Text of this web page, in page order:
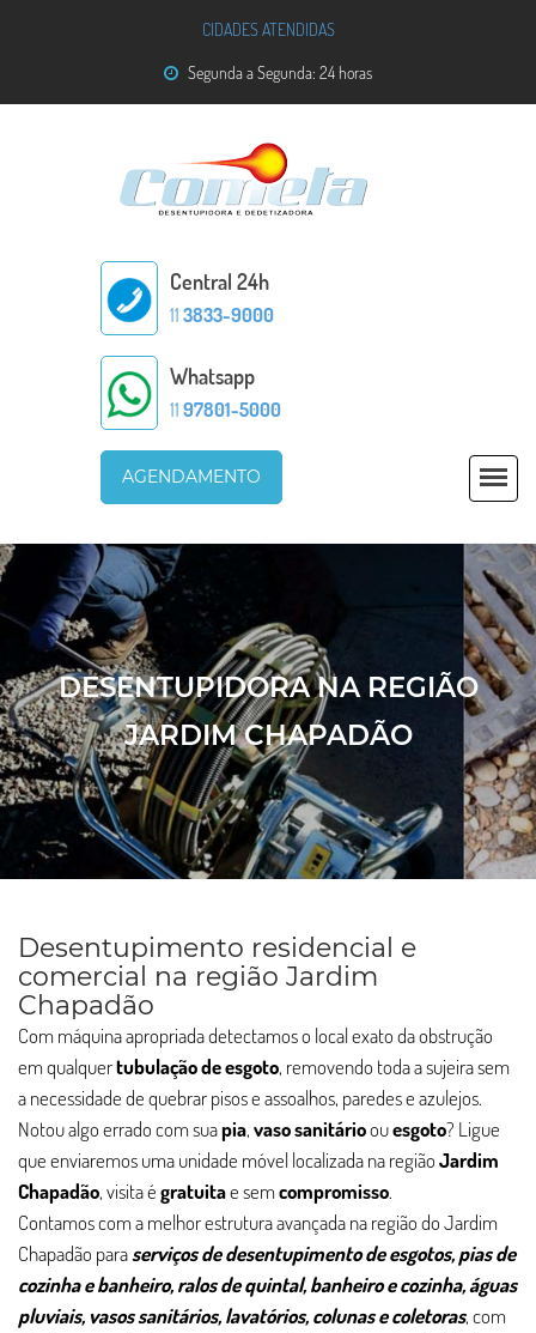
CIDADES ATENDIDAS
Segunda a Segunda: 24 horas
Central 24h
11 3833-9000
Whatsapp
11 97801-5000
AGENDAMENTO
DESENTUPIDORA NA REGIÃO
JARDIM CHAPADÃO
Desentupimento residencial e
comercial na região Jardim
Chapadão
Com máquina apropriada detectamos o local exato da obstrução
em qualquertubulação de esgoto, removendo toda a sujeira sem
a necessidade de quebrar pisos e assoalhos, paredes e azulejos.
Notou algo errado com suapia,vaso sanitárioouesgoto? Ligue
que enviaremos uma unidade móvel localizada na regiãoJardim
Chapadão, visita égratuitae semcompromisso.
Contamos com a melhor estrutura avançada na região do Jardim
Chapadão paraserviços de desentupimento de esgotos, pias de
cozinha e banheiro, ralos de quintal, banheiro e cozinha, águas
pluviais, vasos sanitários, lavatórios, colunas e coletoras, com